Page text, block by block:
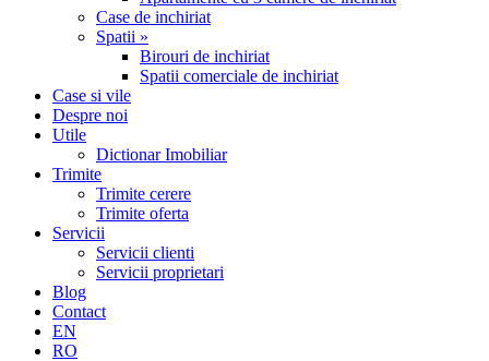
Case de inchiriat
Spatii »
Birouri de inchiriat
Spatii comerciale de inchiriat
Case si vile
Despre noi
Utile
Dictionar Imobiliar
Trimite
Trimite cerere
Trimite oferta
Servicii
Servicii clienti
Servicii proprietari
Blog
Contact
EN
RO